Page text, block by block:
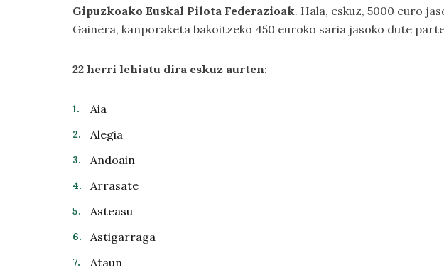
Gipuzkoako Euskal Pilota Federazioak. Hala, eskuz, 5000 euro
Gainera, kanporaketa bakoitzeko 450 euroko saria jasoko dute
22 herri lehiatu dira eskuz aurten:
Aia
Alegia
Andoain
Arrasate
Asteasu
Astigarraga
Ataun